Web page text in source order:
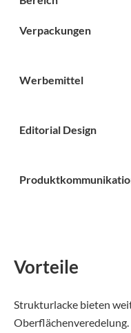
Verpackungen
Werbemittel
Editorial Design
Vorteile
Strukturlacke bieten
Oberflächenveredelung.